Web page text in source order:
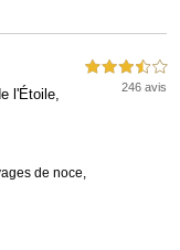
l'Étoile,
3,5 étoiles sur 5
246 avis
de noce